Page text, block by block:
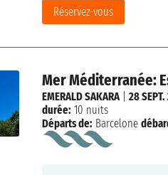
Réservez-vous
Mer Méditerranée:
EMERALD SAKARA| 28
durée: 10 nuits
Départs de: Barcelone